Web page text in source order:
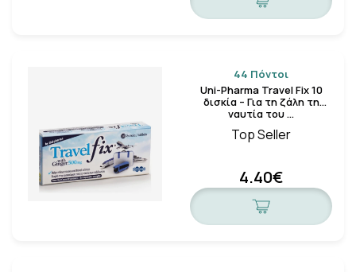
44 Πόντοι
Uni-Pharma Travel Fix 10
δισκία – Για τη ζάλη τη
ναυτία του …
Top Seller
4.40€